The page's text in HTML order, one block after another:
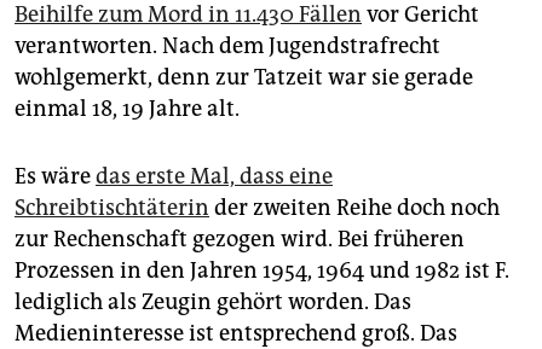
Beihilfe zum Mord in 11.430 Fällen vor Gericht
verantworten. Nach dem Jugendstrafrecht
wohlgemerkt, denn zur Tatzeit war sie gerade
einmal 18, 19 Jahre alt.
Es wäredas erste Mal, dass eine
Schreibtischtäterin der zweiten Reihe doch noch
zur Rechenschaft gezogen wird. Bei früheren
Prozessen in den Jahren 1954, 1964 und 1982 ist F.
lediglich als Zeugin gehört worden. Das
Medieninteresse ist entsprechend groß. Das